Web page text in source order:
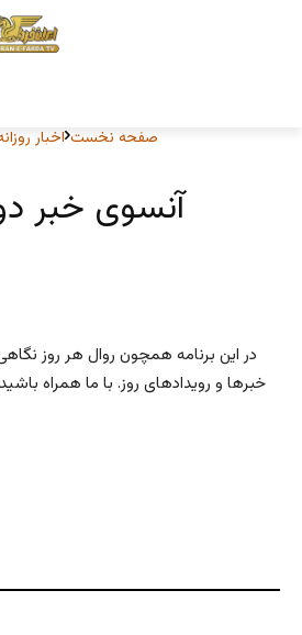
صفحه نخست اخبار
آنسوی خبر
در این برنامه همچون روال هر روز
خبرها و رویدادهای روز. با ما همراه